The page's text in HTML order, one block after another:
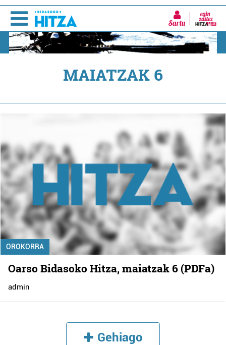
Sartu
MAIATZAK 6
OROKORRA
Oarso Bidasoko Hitza, maiatzak 6 (PDFa)
admin
Gehiago